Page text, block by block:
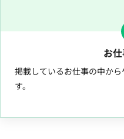
お
掲載しているお仕事の中か
す。